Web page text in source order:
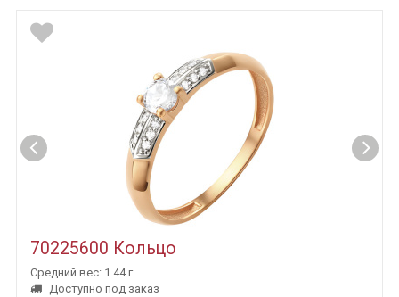
70225600 Кольцо
Средний вес: 1.44 г
Доступно под заказ